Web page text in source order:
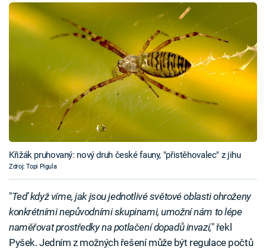
Křižák pruhovaný: nový druh české fauny, "přistěhovalec" z jihu
Zdroj: Topi Pigula
"Teď když víme, jak jsou jednotlivé světové oblasti ohroženy
konkrétními nepůvodními skupinami, umožní nám to lépe
naměřovat prostředky na potlačení dopadů invazí," řekl
Pyšek. Jedním z možných řešení může být regulace počtů